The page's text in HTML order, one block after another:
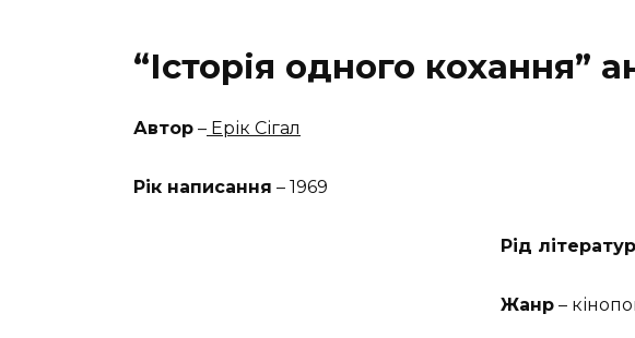
“Історія одного кохання”
Автор – Ерік Сігал
Рік написання – 1969
Рід
Жанр –